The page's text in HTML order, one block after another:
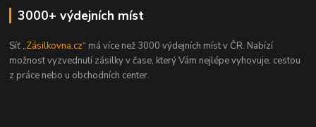
3000+ výdejních míst
Síť „Zásilkovna.cz“ má více než 3000 výdejních míst v ČR. Nabízí
možnost vyzvednutí zásilky v čase, který Vám nejlépe vyhovuje, cestou
z práce nebo u obchodních center.